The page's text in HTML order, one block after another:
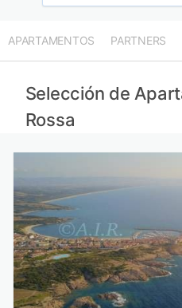
APARTAMENTOS PARTNERS
Selección de
Rossa